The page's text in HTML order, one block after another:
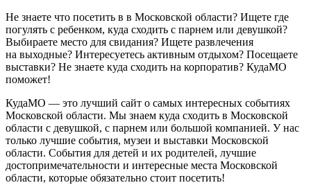
Не знаете что посетить в в Московской области? Ищете где
погулять с ребенком, куда сходить с парнем или девушкой?
Выбираете место для свидания? Ищете развлечения
на выходные? Интересуетесь активным отдыхом? Посещаете
выставки? Не знаете куда сходить на корпоратив? КудаМО
поможет!
КудаМО — это лучший сайт о самых интересных событиях
Московской области. Мы знаем куда сходить в Московской
области с девушкой, с парнем или большой компанией. У нас
только лучшие события, музеи и выставки Московской
области. События для детей и их родителей, лучшие
достопримечательности и интересные места Московской
области, которые обязательно стоит посетить!